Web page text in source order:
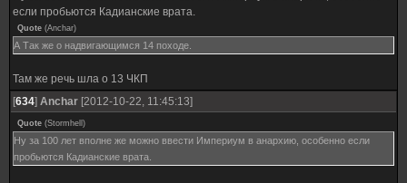
если пробьются Кадианские врата.
Quote (Anchar)
А Так же о надвигающимся 14 походе.
Там же речь шла о 13 ЧКП
[634] Anchar [2012-10-22, 11:45:13]
Quote (Stormhell )
Ну за 100 лет вполне же можно ввести Империум в анархию, особенно если
пробьются Кадианские врата.